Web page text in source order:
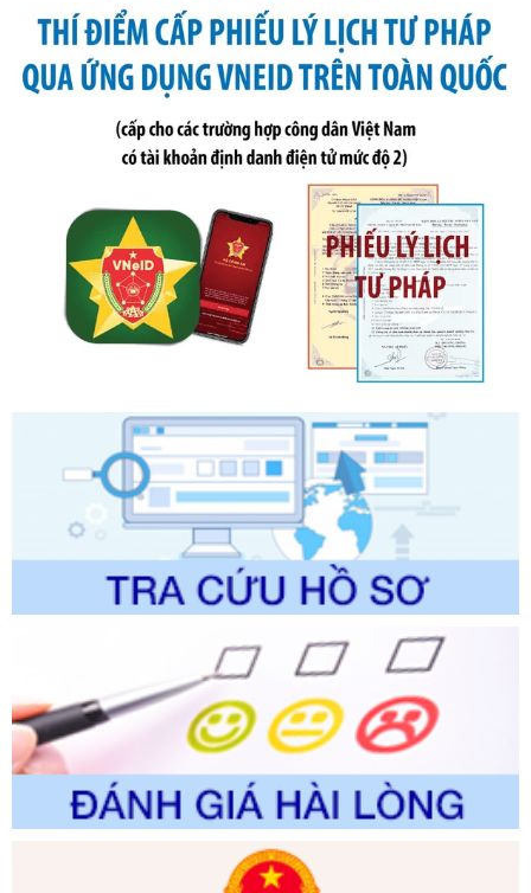
phạt vi phạm hành chính trong lĩnh vực kho bạc nhà nước
Ngày ban hành: 21/07/2026
Số kí hiệu: 291/2026/NĐ-CP
Tên: Nghị định số 291/2026/NĐ-CP của Chính phủ: Sửa
đổi, bổ sung một số điều của Nghị định số 125/2020/NĐ-СР
ngày 19 tháng 10 năm 2020 của Chính phủ quy định xử
phạt vi phạm hành chính về thuế, hóa đơn được sửa đổi, bổ
sung bởi Nghị định số 102/2021/NĐ-CP
Ngày ban hành: 20/07/2026
Số kí hiệu:2303/QĐ-UBND
Tên: Quyết định công bố Danh mục thủ tục hành chính mới
ban hành, được sửa đổi, bổ sung, bị bãi bỏ và phê duyệt
Quy trình nội bộ, quy trình điện tử giải quyết thủ tục hành
chính trong một số lĩnh vực thuộc phạm vi chức năng quản
Ngày ban hành: 01/06/2026
Số kí hiệu:2304/QĐ-UBND
Tên: Quyết định công bố Danh mục thủ tục hành chính
được sửa đổi, bổ sung và phê duyệt Quy trình nội bộ, quy
trình điện tử giải quyết thủ tục hành chính trong lĩnh vực Du
lịch thuộc phạm vi chức năng quản lý của Sở Văn hóa, Thể
thao và Du lịch
Ngày ban hành: 01/06/2026
Tên: Về việc công bố Danh mục thủ tục hành chính sửa
đổi, bổ sung và phê duyệt Quy trình nội bộ, quy trình điện tử
trong giải quyết thủtục hành chính lĩnh vực biến đổi khí hậu
thuộc phạm vi giải quyết của Sở Nông nghiệp và Môi
trường
Ngày ban hành: 01/06/2026
Số kí hiệu:2300/QĐ-UBND
đổi, bổ sung và phê duyệt quy trình nội bộ, quy trình điện tử